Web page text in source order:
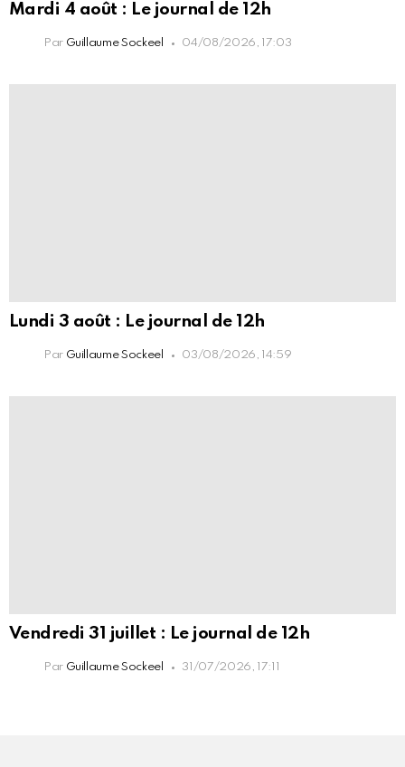
Mardi 4 août : Le journal de 12h
Par Guillaume Sockeel 04/08/2026, 17:03
Lundi 3 août : Le journal de 12h
Par Guillaume Sockeel 03/08/2026, 14:59
Vendredi 31 juillet : Le journal de 12h
Par Guillaume Sockeel 31/07/2026, 17:11